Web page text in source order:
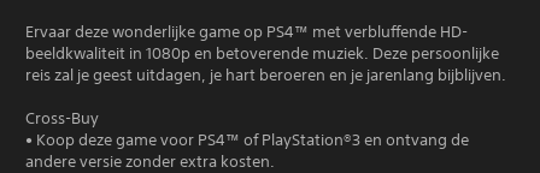
Ervaar deze wonderlijke game op PS4™ met verbluffende HD-
beeldkwaliteit in 1080p en betoverende muziek. Deze persoonlijke
reis zal je geest uitdagen, je hart beroeren en je jarenlang bijblijven.
Cross-Buy
• Koop deze game voor PS4™ of PlayStation®3 en ontvang de
andere versie zonder extra kosten.